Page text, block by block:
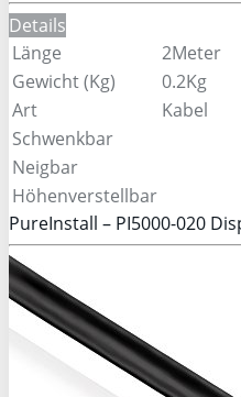
Details
Länge
2Meter
Gewicht (Kg)
0.2Kg
Art
Kabel
Schwenkbar
Neigbar
Höhenverstellbar
PureInstall – PI5000-020